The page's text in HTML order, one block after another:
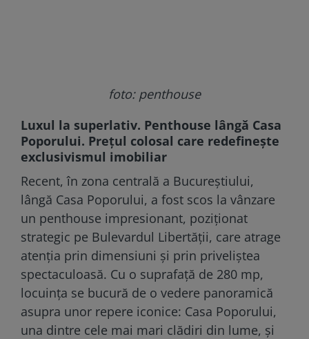
foto: penthouse
Luxul la superlativ. Penthouse lângă Casa
Poporului. Prețul colosal care redefinește
exclusivismul imobiliar
Recent, în zona centrală a Bucureștiului,
lângă Casa Poporului, a fost scos la vânzare
un penthouse impresionant, poziționat
strategic pe Bulevardul Libertății, care atrage
atenția prin dimensiuni și prin priveliștea
spectaculoasă. Cu o suprafață de 280 mp,
locuința se bucură de o vedere panoramică
asupra unor repere iconice: Casa Poporului,
una dintre cele mai mari clădiri din lume, și